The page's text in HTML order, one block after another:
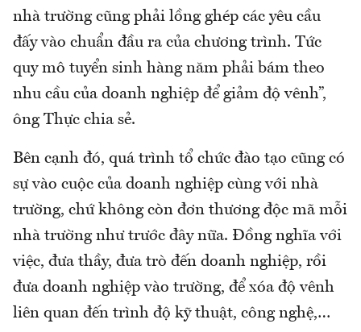
nhà trường cũng phải lồng ghép các yêu cầu
đấy vào chuẩn đầu ra của chương trình. Tức
quy mô tuyển sinh hàng năm phải bám theo
nhu cầu của doanh nghiệp để giảm độ vênh”,
ông Thực chia sẻ.
Bên cạnh đó, quá trình tổ chức đào tạo cũng có
sự vào cuộc của doanh nghiệp cùng với nhà
trường, chứ không còn đơn thương độc mã mỗi
nhà trường như trước đây nữa. Đồng nghĩa với
việc, đưa thầy, đưa trò đến doanh nghiệp, rồi
đưa doanh nghiệp vào trường, để xóa độ vênh
liên quan đến trình độ kỹ thuật, công nghệ,…